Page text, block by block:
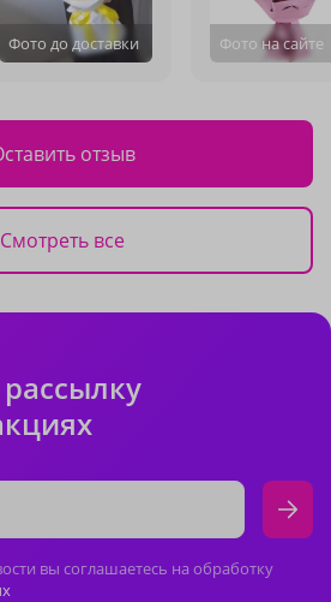
Фото до доставки Фото на сайте
отзыв
Смотреть все
вы соглашаетесь на обработку